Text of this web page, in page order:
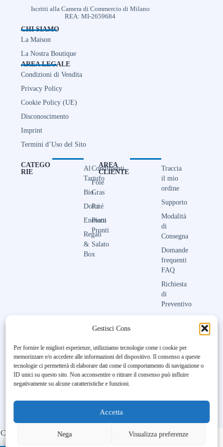
Gestisci Consenso
Per fornire le migliori esperienze, utilizziamo tecnologie come i cookie per
memorizzare e/o accedere alle informazioni del dispositivo. Il consenso a queste
tecnologie ci permetterà di elaborare dati come il comportamento di navigazione o
ID unici su questo sito. Non acconsentire o ritirare il consenso può influire
negativamente su alcune caratteristiche e funzioni.
Accetta
Nega Visualizza preferenze
Iscritti alla Camera di Commercio di Milano
REA: MI-2659684
CHI SIAMO
La Maison
La Nostra Boutique
AREA LEGALE
Condizioni di Vendita
Privacy Policy
Cookie Policy (UE)
Disconoscimento
Imprint
Termini d’Uso del Sito
CATEGO
RIE
Al
Tartufo
Bio
Dolci
Enoteca
Regali
&
Box
Condimenti
Foie
Gras
Paté
Piatti
Pronti
Salato
AREA
CLIENTE
Traccia
il mio
ordine
Supporto
Modalità
di
Consegna
Domande
frequenti
FAQ
Richiesta
di
Preventivo
Unfortunately, the 7-day trial
period has expired.Check our
subscription plans! >>
Copyright © 2023-2026 Maison Aubry | All Rights Reserved |